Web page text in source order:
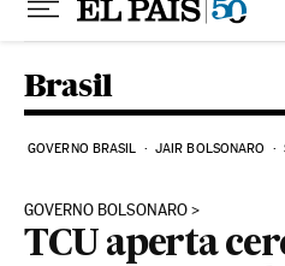
Brasil
GOVERNO BRASIL JAIR BOLSONARO
GOVERNO BOLSONARO
TCU aperta